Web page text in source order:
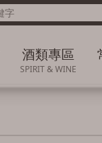
酒類專區
SPIRIT & WINE
關